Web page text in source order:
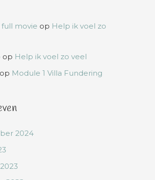
full movie op Help ik voel zo
op Help ik voel zo veel
op Module 1 Villa Fundering
2024